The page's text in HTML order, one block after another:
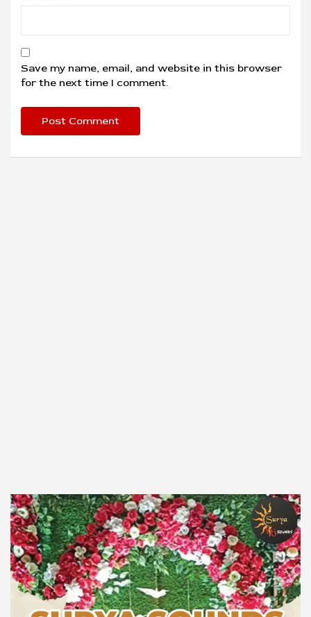
Save my name, email, and website in this browser
for the next time I comment.